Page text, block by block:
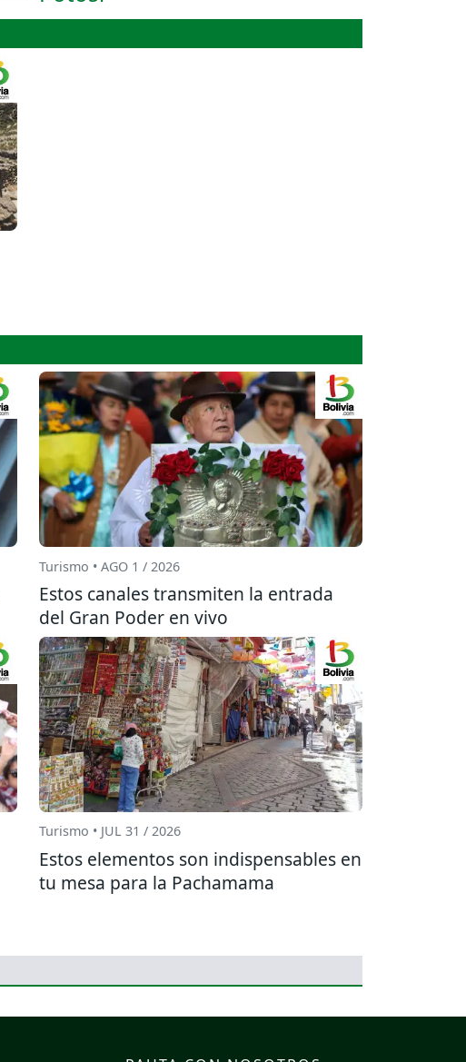
Turismo • AGO 1 / 2026
Estos canales transmiten la entrada
del Gran Poder en vivo
Turismo • JUL 31 / 2026
Estos elementos son indispensables en
tu mesa para la Pachamama